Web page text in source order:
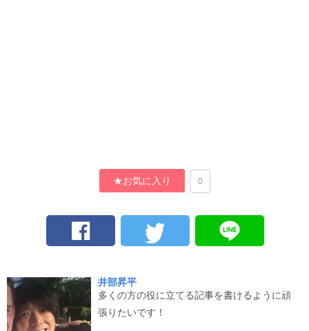
★お気に入り 0
井部昇平
多くの方の役に立てる記事を書けるように頑
張りたいです！